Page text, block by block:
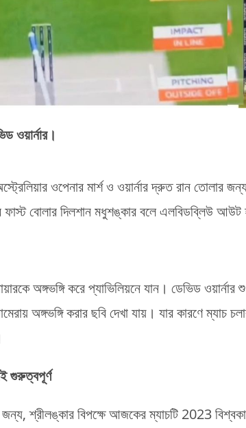
ওয়ার্নার।
ওপেনার মার্শ ও ওয়ার্নার দ্রুত রান তোলার
ফাস্ট বোলার দিলশান মধুশঙ্কার বলে এলবিডব্লিউ
অঙ্গভঙ্গি করে প্যাভিলিয়নে যান। ডেভিড ওয়ার্নার
অঙ্গভঙ্গি করার ছবি দেখা যায়। যার কারণে ম্যাচ
গুরুত্বপূর্ণ
জন্য, শ্রীলঙ্কার বিপক্ষে আজকের ম্যাচটি 2023